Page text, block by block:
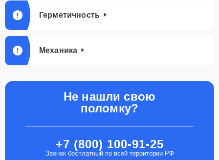
Герметичность
Механика
Не нашли свою
поломку?
+7 (800) 100-91-25
Звонок бесплатный по всей территории РФ